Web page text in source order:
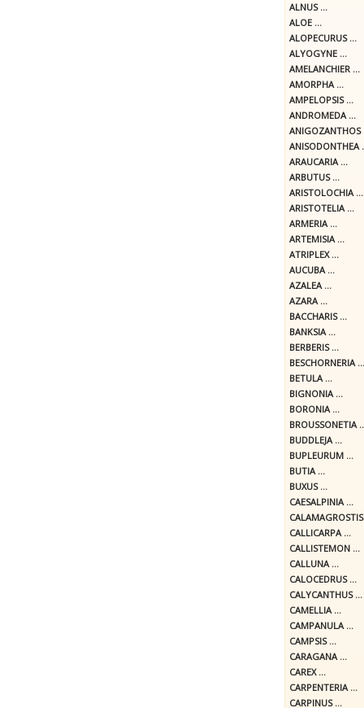
ALNUS ...
ALOE ...
ALOPECURUS ...
ALYOGYNE ...
AMELANCHIER ...
AMORPHA ...
AMPELOPSIS ...
ANDROMEDA ...
ANIGOZANTHOS
ANISODONTHEA
ARAUCARIA ...
ARBUTUS ...
ARISTOLOCHIA ...
ARISTOTELIA ...
ARMERIA ...
ARTEMISIA ...
ATRIPLEX ...
AUCUBA ...
AZALEA ...
AZARA ...
BACCHARIS ...
BANKSIA ...
BERBERIS ...
BESCHORNERIA ...
BETULA ...
BIGNONIA ...
BORONIA ...
BROUSSONETIA
BUDDLEJA ...
BUPLEURUM ...
BUTIA ...
BUXUS ...
CAESALPINIA ...
CALLICARPA ...
CALLISTEMON ...
CALLUNA ...
CALOCEDRUS ...
CALYCANTHUS ...
CAMELLIA ...
CAMPANULA ...
CAMPSIS ...
CARAGANA ...
CAREX ...
CARPENTERIA ...
CARPINUS ...